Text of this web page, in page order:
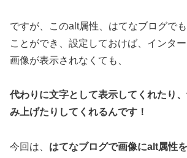
ですが、このalt属性、はてなブログで
ことができ、設定しておけば、インタ
画像が表示されなくても、
代わりに文字として表示してくれたり
み上げたりしてくれるんです！
今回は、 はてなブログで画像にalt属性